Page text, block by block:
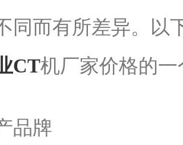
同而有所差异。以
CT机厂家价格的
品牌